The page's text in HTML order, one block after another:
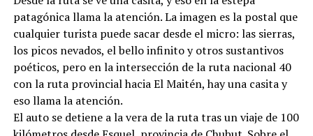
patagónica llama la atención. La imagen es la postal que
cualquier turista puede sacar desde el micro: las sierras,
los picos nevados, el bello infinito y otros sustantivos
poéticos, pero en la intersección de la ruta nacional 40
con la ruta provincial hacia El Maitén, hay una casita y
eso llama la atención.
El auto se detiene a la vera de la ruta tras un viaje de 100